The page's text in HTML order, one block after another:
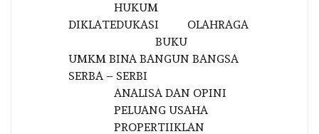
HUKUM
DIKLATEDUKASI
BUKU
OLAHRAGA
UMKM BINA BANGUN BANGSA
SERBA – SERBI
ANALISA DAN OPINI
PELUANG USAHA
PROPERTIIKLAN